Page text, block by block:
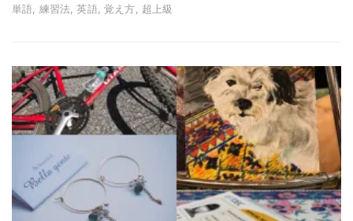
単語, 練習法, 英語, 覚え方, 超上級